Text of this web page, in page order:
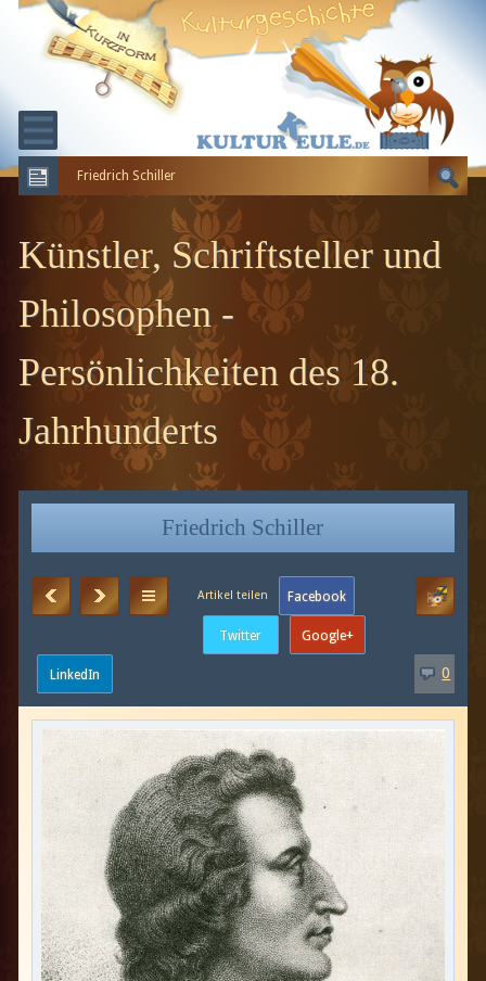
KULTURGESCHICHTE
ERDGESCHICHTE
EVOLUTION
Friedrich Schiller
Künstler, Schriftsteller und
Philosophen -
Persönlichkeiten des 18.
Jahrhunderts
Friedrich Schiller
0